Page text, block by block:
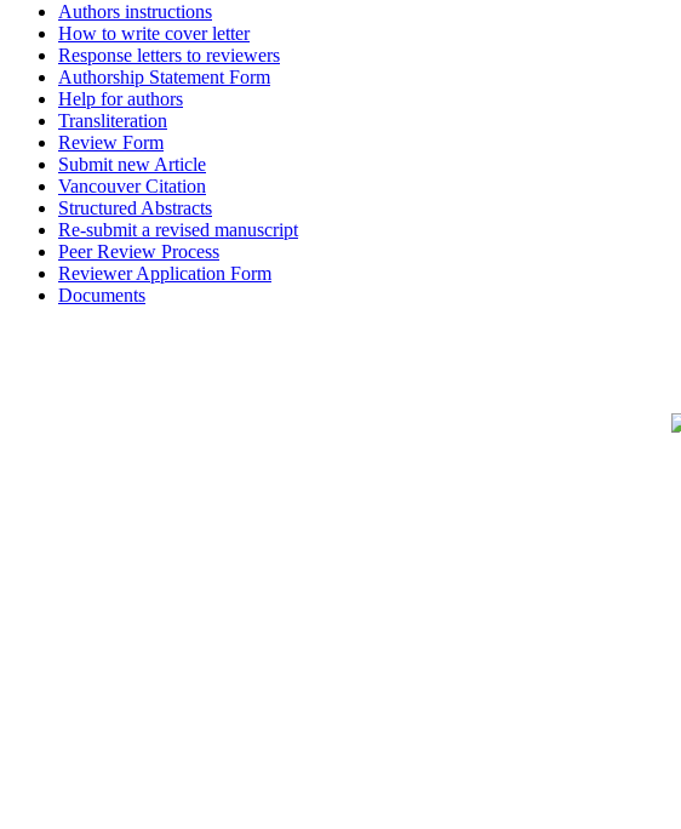
Authors instructions
How to write cover letter
Response letters to reviewers
Authorship Statement Form
Help for authors
Transliteration
Review Form
Submit new Article
Vancouver Citation
Structured Abstracts
Re-submit a revised manuscript
Peer Review Process
Reviewer Application Form
Documents